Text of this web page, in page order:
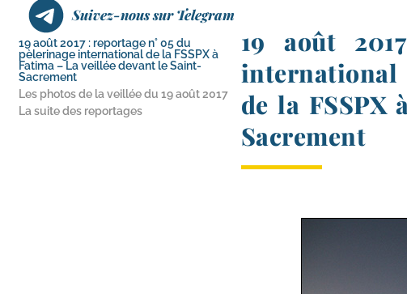
Suivez-nous sur Telegram
19 août 2017 : reportage n° 05 du
pèlerinage international de la FSSPX à
Fatima – La veillée devant le Saint-
Sacrement
Les photos de la veillée du 19 août 2017
La suite des reportages
19 août
international
de la FSSPX
Sacrement